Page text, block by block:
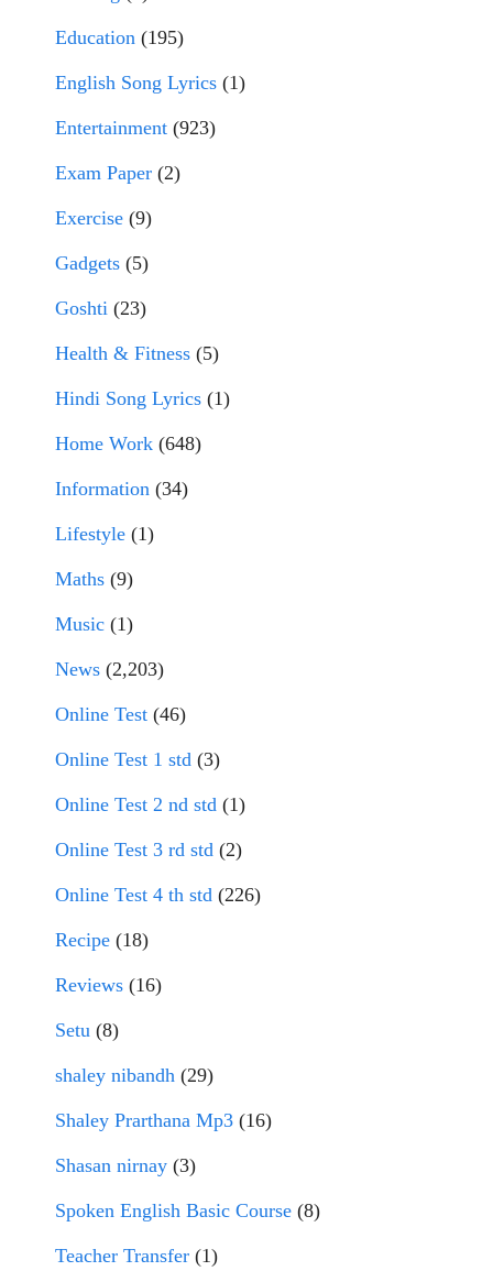
Education (195)
English Song Lyrics (1)
Entertainment (923)
Exam Paper (2)
Exercise (9)
Gadgets (5)
Goshti (23)
Health & Fitness (5)
Hindi Song Lyrics (1)
Home Work (648)
Information (34)
Lifestyle (1)
Maths (9)
Music (1)
News (2,203)
Online Test (46)
Online Test 1 std (3)
Online Test 2 nd std (1)
Online Test 3 rd std (2)
Online Test 4 th std (226)
Recipe (18)
Reviews (16)
Setu (8)
shaley nibandh (29)
Shaley Prarthana Mp3 (16)
Shasan nirnay (3)
Spoken English Basic Course (8)
Teacher Transfer (1)